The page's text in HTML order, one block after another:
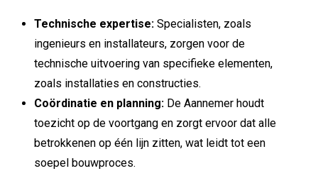
Technische expertise: Specialisten, zoals
ingenieurs en installateurs, zorgen voor de
technische uitvoering van specifieke elementen,
zoals installaties en constructies.
Coördinatie en planning: De Aannemer houdt
toezicht op de voortgang en zorgt ervoor dat alle
betrokkenen op één lijn zitten, wat leidt tot een
soepel bouwproces.